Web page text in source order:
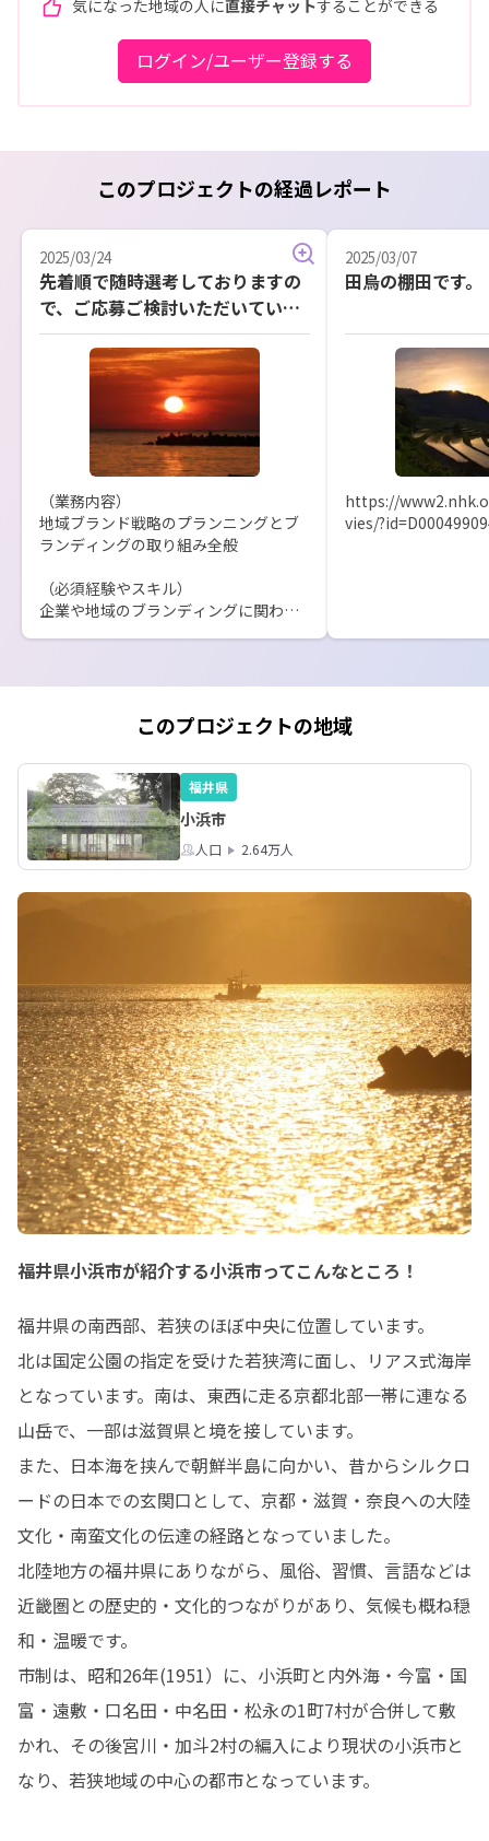
気になった地域の人に直接チャットすることができる
ログイン/ユーザー登録する
このプロジェクトの経過レポート
2025/03/24
先着順で随時選考しておりますの
で、ご応募ご検討いただいている
方はお急ぎください。
（業務内容）
地域ブランド戦略のプランニングとブ
ランディングの取り組み全般
（必須経験やスキル）
企業や地域のブランディングに関わっ
「コーポレートブランド」や「地域ブ
ランド」の用語をご参考ください。
（あれば歓迎する経験やスキル）
特に地域とのコミュニケーションや地
域活動の経験など（職務経歴書に記載
してください。）
・履歴書（厚労省様式）
・職務経歴書（書式自由）
・住民票
・活動方針や進め方（A4用紙で様式自
由、1000字以内）
第２次選考（面接）
・小浜市内で面接試験を随時実施しま
す。
2025/03/07
田烏の棚田です。
https://
vies/
このプロジェクトの地域
福井県
小浜市
人口 2.64万人
福井県小浜市が紹介する小浜市ってこんなところ！
福井県の南西部、若狭のほぼ中央に位置しています。
北は国定公園の指定を受けた若狭湾に面し、リアス式海岸
となっています。南は、東西に走る京都北部一帯に連なる
山岳で、一部は滋賀県と境を接しています。
また、日本海を挟んで朝鮮半島に向かい、昔からシルクロ
ードの日本での玄関口として、京都・滋賀・奈良への大陸
文化・南蛮文化の伝達の経路となっていました。
北陸地方の福井県にありながら、風俗、習慣、言語などは
近畿圏との歴史的・文化的つながりがあり、気候も概ね穏
和・温暖です。
市制は、昭和26年(1951）に、小浜町と内外海・今富・国
富・遠敷・口名田・中名田・松永の1町7村が合併して敷
かれ、その後宮川・加斗2村の編入により現状の小浜市と
なり、若狭地域の中心の都市となっています。